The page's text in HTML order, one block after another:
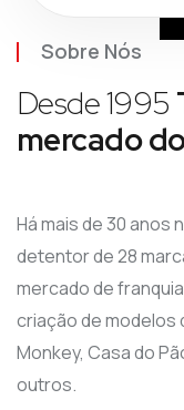
Sobre Nós
Desde 1995
mercado
Há mais de 30 anos
detentor de 28
mercado de
criação de modelos
Monkey, Casa do
outros.